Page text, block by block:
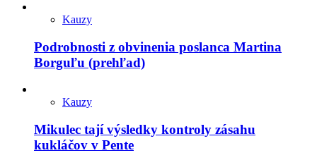
Kauzy
Podrobnosti z obvinenia poslanca Martina
Borguľu (prehľad)
Kauzy
Mikulec tají výsledky kontroly zásahu
kukláčov v Pente